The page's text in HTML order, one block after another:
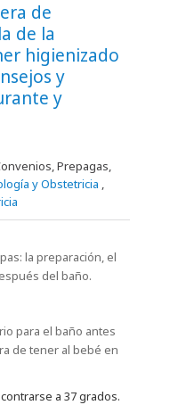
de
de la
higienizado
y
y
Prepagas,
y Obstetricia ,
la preparación, el
del baño.
para el baño antes
de tener al bebé en
a 37 grados.